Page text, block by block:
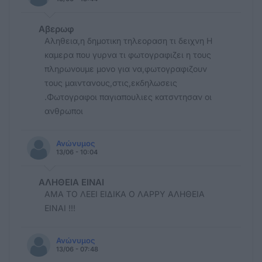
Αβερωφ
Αληθεια,η δημοτικη τηλεοραση τι δειχνη Η
καμερα που γυρνα τι φωτογραφιζει η τους
πληρωνουμε μονο για να,φωτογραφιζουν
τους μαιντανους,στις,εκδηλωσεις
.Φωτογραφοι παγιαπουλιες κατσντησαν οι
ανθρωποι
Ανώνυμος
13/06 - 10:04
ΑΛΗΘΕΙΑ ΕΙΝΑΙ
ΑΜΑ ΤΟ ΛΕΕΙ ΕΙΔΙΚΑ Ο ΛΑΡΡΥ ΑΛΗΘΕΙΑ
ΕΙΝΑΙ !!!
Ανώνυμος
13/06 - 07:48